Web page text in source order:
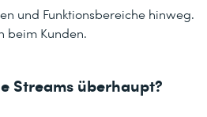
und Funktionsbereiche hinweg.
beim Kunden.
Streams überhaupt?